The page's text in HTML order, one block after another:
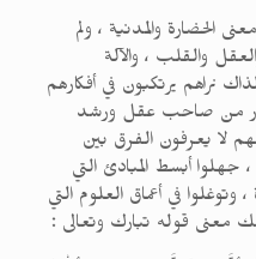
الحضارة والمدنية ، ولم
والقلب ، والآلة
نراهم يرتكبون في أفكارهم
من صاحب عقل ورشد
لا يعرفون الفرق بين
جهلوا أبسط المبادئ التي
وتوغلوا في أعماق العلوم التي
معنى قوله تبارك وتعالى :